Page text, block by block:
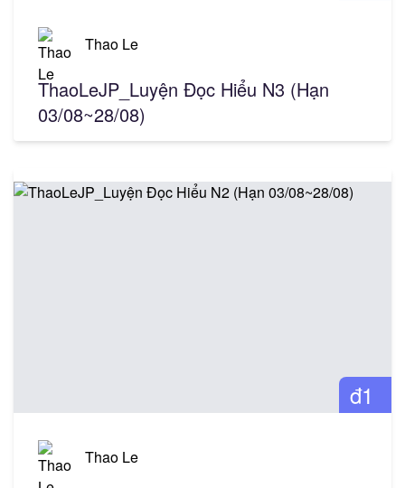
Thao Le
ThaoLeJP_Luyện Đọc Hiểu N3 (Hạn
03/08~28/08)
đ1
Thao Le